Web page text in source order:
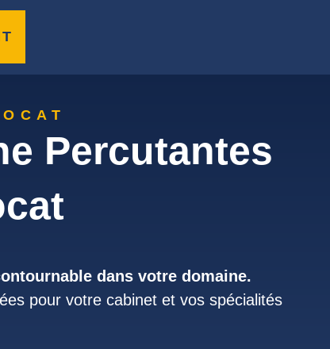
Percutantes
dans votre domaine.
pour votre cabinet et vos spécialités